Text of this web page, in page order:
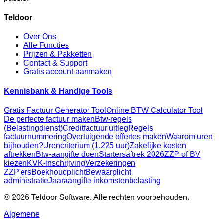
Teldoor
Over Ons
Alle Functies
Prijzen & Pakketten
Contact & Support
Gratis account aanmaken
Kennisbank & Handige Tools
Gratis Factuur Generator Tool Online BTW Calculator Tool
De perfecte factuur makenBtw-regels
(Belastingdienst)Creditfactuur uitlegRegels
factuurnummeringOvertuigende offertes makenWaarom uren
bijhouden?Urencriterium (1.225 uur)Zakelijke kosten
aftrekkenBtw-aangifte doenStartersaftrek 2026ZZP of BV
kiezenKVK-inschrijvingVerzekeringen
ZZP'ersBoekhoudplichtBewaarplicht
administratieJaaraangifte inkomstenbelasting
© 2026 Teldoor Software. Alle rechten voorbehouden.
Algemene